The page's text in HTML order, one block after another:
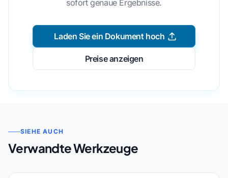
sofort genaue Ergebnisse.
Laden Sie ein Dokument hoch
Preise anzeigen
SIEHE AUCH
Verwandte Werkzeuge